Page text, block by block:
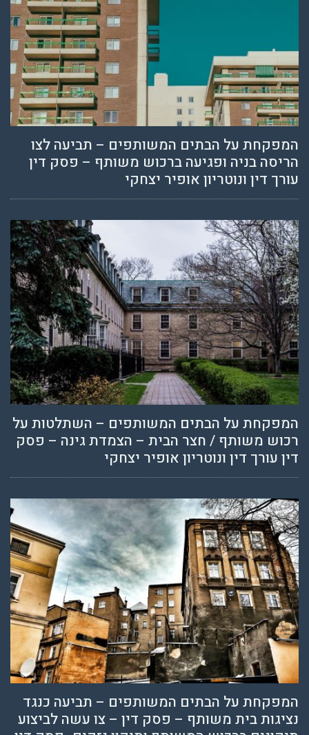
המפקחת על הבתים המשותפים – תביעה לצו
הריסה בניה ופגיעה ברכוש משותף – פסק דין
עורך דין ונוטריון אופיר יצחקי
המפקחת על הבתים המשותפים – השתלטות על
רכוש משותף / חצר הבית – הצמדת גינה – פסק
דין עורך דין ונוטריון אופיר יצחקי
המפקחת על הבתים המשותפים – תביעה כנגד
נציגות בית משותף – פסק דין – צו עשה לביצוע